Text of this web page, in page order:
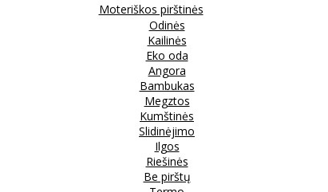
Moteriškos pirštinės
Odinės
Kailinės
Eko oda
Angora
Bambukas
Megztos
Kumštinės
Slidinėjimo
Ilgos
Riešinės
Be pirštų